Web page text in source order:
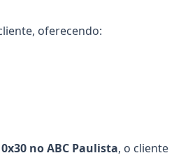
oferecendo:
no ABC Paulista, o cliente